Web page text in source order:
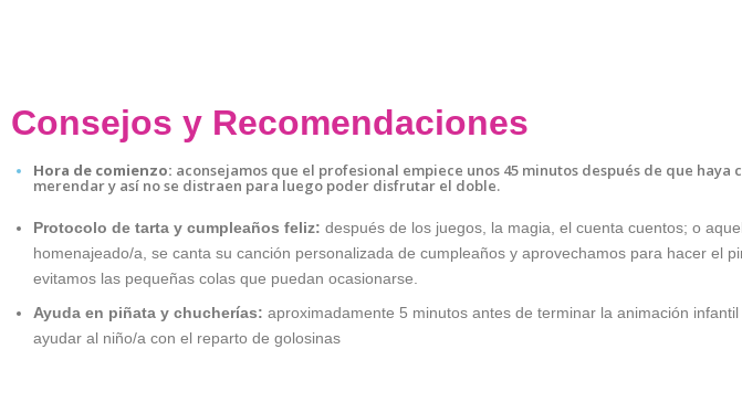
Consejos y Recomendaciones
Hora de comienzo: aconsejamos que el profesional empiece unos 45 minutos después de que
merendar y así no se distraen para luego poder disfrutar el doble.
Protocolo de tarta y cumpleaños feliz: después de los juegos, la magia, el cuenta cuentos; o
homenajeado/a, se canta su canción personalizada de cumpleaños y aprovechamos para hacer el
evitamos las pequeñas colas que puedan ocasionarse.
Ayuda en piñata y chucherías: aproximadamente 5 minutos antes de terminar la animación
ayudar al niño/a con el reparto de golosinas